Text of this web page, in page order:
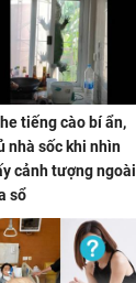
tiếng cào bí ẩn,
nhà sốc khi nhìn
cảnh tượng ngoài
sổ